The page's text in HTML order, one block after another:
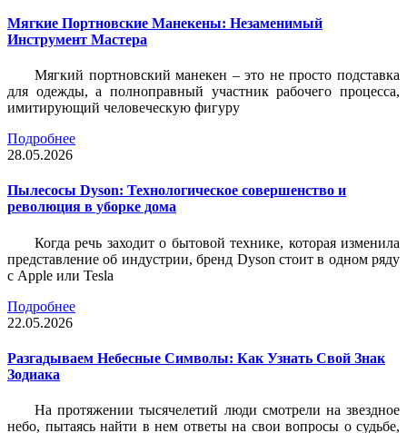
Мягкие Портновские Манекены: Незаменимый
Инструмент Мастера
Мягкий портновский манекен – это не просто подставка
для одежды, а полноправный участник рабочего процесса,
имитирующий человеческую фигуру
Подробнее
28.05.2026
Пылесосы Dyson: Технологическое совершенство и
революция в уборке дома
Когда речь заходит о бытовой технике, которая изменила
представление об индустрии, бренд Dyson стоит в одном ряду
с Apple или Tesla
Подробнее
22.05.2026
Разгадываем Небесные Символы: Как Узнать Свой Знак
Зодиака
На протяжении тысячелетий люди смотрели на звездное
небо, пытаясь найти в нем ответы на свои вопросы о судьбе,